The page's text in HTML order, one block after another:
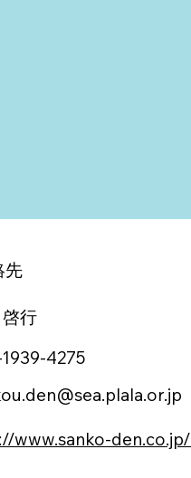
先
行
4275
www.sanko-den.co.jp/